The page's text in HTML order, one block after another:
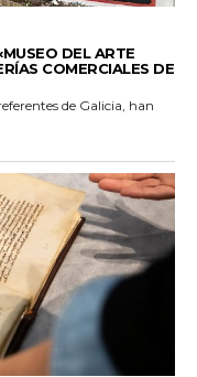
DEL ARTE
COMERCIALES DE
de Galicia, han